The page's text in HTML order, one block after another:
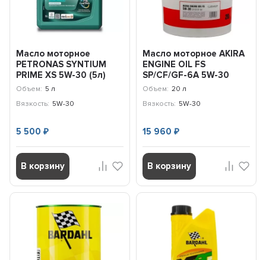
Масло моторное
PETRONAS SYNTIUM
PRIME XS 5W-30 (5л)
71235M12EU
Объем: 5 л
Вязкость: 5W-30
5 500₽
В корзину
Масло моторное AKIRA
ENGINE OIL FS
SP/CF/GF-6A 5W-30
(20л) A00032239-020
Объем: 20 л
Вязкость: 5W-30
15 960 ₽
В корзину